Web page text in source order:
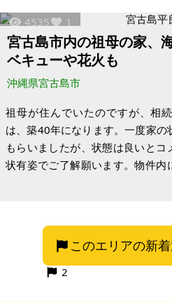
4535 1
宮古島市内の祖母の家、
ベキューや花火も
沖縄県宮古島市
祖母が住んでいたのですが、相
は、築40年になります。一度家の
もらいましたが、状態は良いと
状有姿でご了解願います。物件内
ると使えます。家具が少し残っ
ます。海も少しですが見え、太
す。また、ベランダも広いので洗
いですが、庭もあり、自転車や
このエリアの新
2